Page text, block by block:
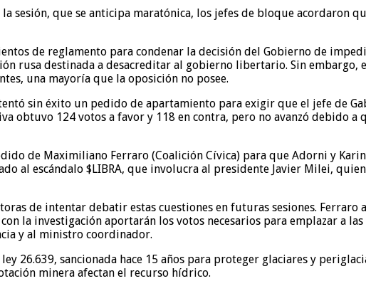
sesión, que se anticipa maratónica, los jefes de bloque acordaron
de reglamento para condenar la decisión del Gobierno de
rusa destinada a desacreditar al gobierno libertario. Sin
una mayoría que la oposición no posee.
sin éxito un pedido de apartamiento para exigir que el jefe de
obtuvo 124 votos a favor y 118 en contra, pero no avanzó debido
de Maximiliano Ferraro (Coalición Cívica) para que Adorni y
al escándalo $LIBRA, que involucra al presidente Javier Milei,
de intentar debatir estas cuestiones en futuras sesiones.
la investigación aportarán los votos necesarios para emplazar a
y al ministro coordinador.
26.639, sancionada hace 15 años para proteger glaciares y
minera afectan el recurso hídrico.